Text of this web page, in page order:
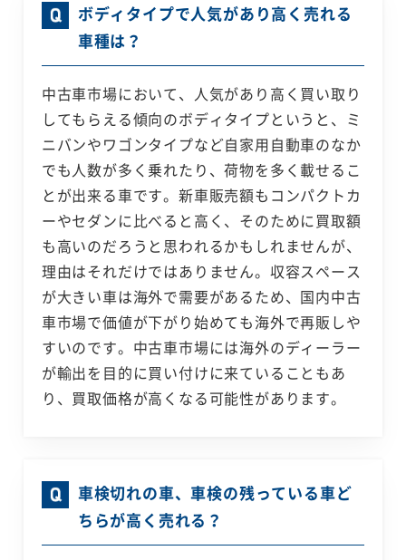
ボディタイプで人気があり高く売れる
車種は？
中古車市場において、人気があり高く買い取り
してもらえる傾向のボディタイプというと、ミ
ニバンやワゴンタイプなど自家用自動車のなか
でも人数が多く乗れたり、荷物を多く載せるこ
とが出来る車です。新車販売額もコンパクトカ
ーやセダンに比べると高く、そのために買取額
も高いのだろうと思われるかもしれませんが、
理由はそれだけではありません。収容スペース
が大きい車は海外で需要があるため、国内中古
車市場で価値が下がり始めても海外で再販しや
すいのです。中古車市場には海外のディーラー
が輸出を目的に買い付けに来ていることもあ
り、買取価格が高くなる可能性があります。
車検切れの車、車検の残っている車ど
ちらが高く売れる？